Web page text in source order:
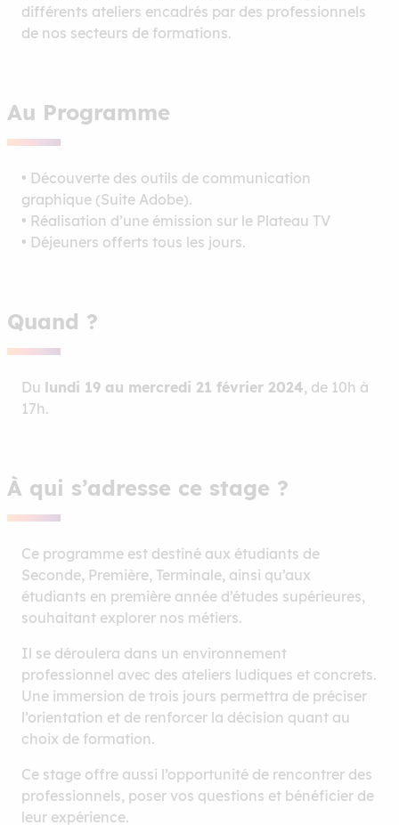
différents ateliers encadrés par des professionnels
de nos secteurs de formations.
Au Programme
• Découverte des outils de communication
graphique (Suite Adobe).
• Réalisation d’une émission sur le Plateau TV
• Déjeuners offerts tous les jours.
Quand ?
Du lundi 19 au mercredi 21 février 2024, de 10h à
17h.
À qui s’adresse ce stage ?
Ce programme est destiné aux étudiants de
Seconde, Première, Terminale, ainsi qu’aux
étudiants en première année d’études supérieures,
souhaitant explorer nos métiers.
Il se déroulera dans un environnement
professionnel avec des ateliers ludiques et concrets.
Une immersion de trois jours permettra de préciser
l’orientation et de renforcer la décision quant au
choix de formation.
Ce stage offre aussi l’opportunité de rencontrer des
professionnels, poser vos questions et bénéficier de
leur expérience.